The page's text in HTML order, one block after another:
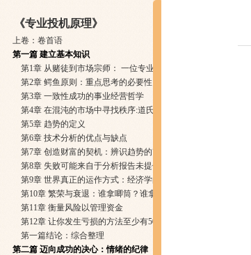
《专业投机原理》
上卷：卷首语
第一篇 建立基本知识
第1章 从赌徒到市场宗师： 一位专业投机者的历程
第2章 鳄鱼原则：重点思考的必要性
第3章 一致性成功的事业经营哲学
第4章 在混沌的市场中寻找秩序:道氏理论
第5章 趋势的定义
第6章 技术分析的优点与缺点
第7章 创造财富的契机：辨识趋势的改变
第8章 失败可能来自于分析报告未提供的资料
第9章 世界真正的运作方式：经济学的基本知识
第10章 繁荣与衰退：谁拿唧筒？谁拿刺针
第11章 衡量风险以管理资金
第12章 让你发生亏损的方法至少有50种
第一篇结论：综合整理
第二篇 迈向成功的决心：情绪的纪律